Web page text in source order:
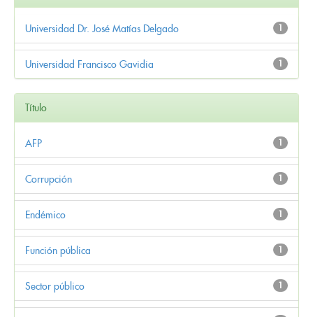
1
Universidad Dr. José Matías Delgado
1
Universidad Francisco Gavidia
Título
1
AFP
1
Corrupción
1
Endémico
1
Función pública
1
Sector público